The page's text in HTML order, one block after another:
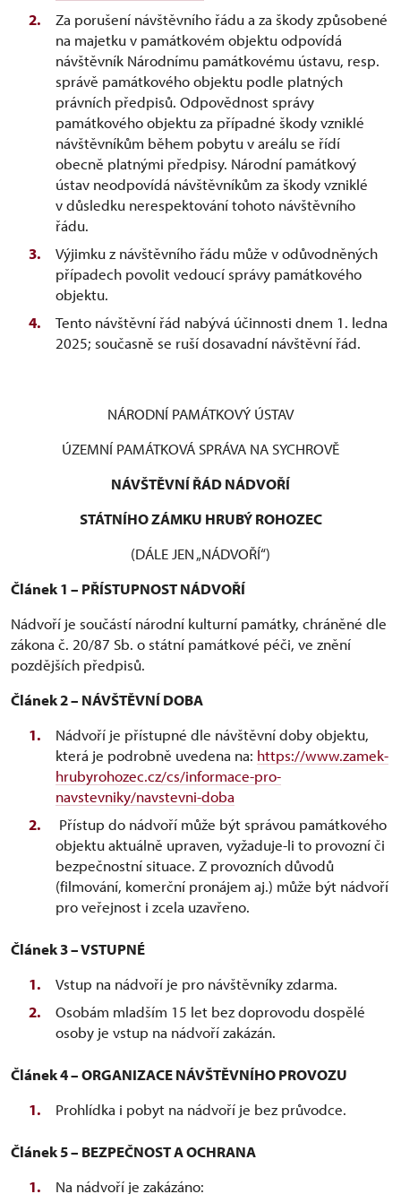
Za porušení návštěvního řádu a za škody způsobené
na majetku v památkovém objektu odpovídá
návštěvník Národnímu památkovému ústavu, resp.
správě památkového objektu podle platných
právních předpisů. Odpovědnost správy
památkového objektu za případné škody vzniklé
návštěvníkům během pobytu v areálu se řídí
obecně platnými předpisy. Národní památkový
ústav neodpovídá návštěvníkům za škody vzniklé
v důsledku nerespektování tohoto návštěvního
řádu.
Výjimku z návštěvního řádu může v odůvodněných
případech povolit vedoucí správy památkového
objektu.
Tento návštěvní řád nabývá účinnosti dnem 1. ledna
2025; současně se ruší dosavadní návštěvní řád.
NÁRODNÍ PAMÁTKOVÝ ÚSTAV
ÚZEMNÍ PAMÁTKOVÁ SPRÁVA NA SYCHROVĚ
NÁVŠTĚVNÍ ŘÁD NÁDVOŘÍ
STÁTNÍHO ZÁMKU HRUBÝ ROHOZEC
(DÁLE JEN „NÁDVOŘÍ“)
Článek 1 – PŘÍSTUPNOST NÁDVOŘÍ
Nádvoří je součástí národní kulturní památky, chráněné dle
zákona č. 20/87 Sb. o státní památkové péči, ve znění
pozdějších předpisů.
Článek 2 – NÁVŠTĚVNÍ DOBA
Nádvoří je přístupné dle návštěvní doby objektu,
která je podrobně uvedena na: https://www.zamek-
hrubyrohozec.cz/cs/informace-pro-
navstevniky/navstevni-doba
Přístup do nádvoří může být správou památkového
objektu aktuálně upraven, vyžaduje-li to provozní či
bezpečnostní situace. Z provozních důvodů
(filmování, komerční pronájem aj.) může být nádvoří
pro veřejnost i zcela uzavřeno.
Článek 3 – VSTUPNÉ
Vstup na nádvoří je pro návštěvníky zdarma.
Osobám mladším 15 let bez doprovodu dospělé
osoby je vstup na nádvoří zakázán.
Článek 4 – ORGANIZACE NÁVŠTĚVNÍHO PROVOZU
Prohlídka i pobyt na nádvoří je bez průvodce.
Článek 5 – BEZPEČNOST A OCHRANA
Na nádvoří je zakázáno: